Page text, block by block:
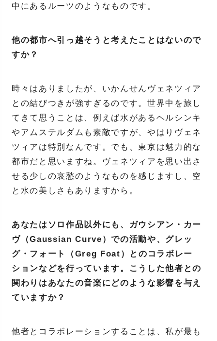
中にあるルーツのようなものです。
他の都市へ引っ越そうと考えたことはないので
すか？
時々はありましたが、いかんせんヴェネツィア
との結びつきが強すぎるのです。世界中を旅し
てきて思うことは、例えば水があるヘルシンキ
やアムステルダムも素敵ですが、やはりヴェネ
ツィアは特別なんです。でも、東京は魅力的な
都市だと思いますね。ヴェネツィアを思い出さ
せる少しの哀愁のようなものを感じますし、空
と水の美しさもありますから。
あなたはソロ作品以外にも、ガウシアン・カー
ヴ（Gaussian Curve）での活動や、グレッ
グ・フォート（Greg Foat）とのコラボレー
ションなどを行っています。こうした他者との
関わりはあなたの音楽にどのような影響を与え
ていますか？
他者とコラボレーションすることは、私が最も